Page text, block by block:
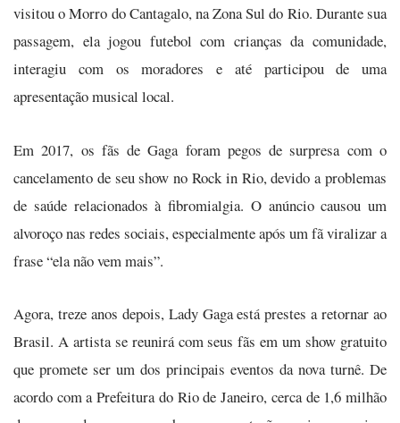
visitou o Morro do Cantagalo, na Zona Sul do Rio. Durante sua
passagem, ela jogou futebol com crianças da comunidade,
interagiu com os moradores e até participou de uma
apresentação musical local.
Em 2017, os fãs de Gaga foram pegos de surpresa com o
cancelamento de seu show no Rock in Rio, devido a problemas
de saúde relacionados à fibromialgia. O anúncio causou um
alvoroço nas redes sociais, especialmente após um fã viralizar a
frase “ela não vem mais”.
Agora, treze anos depois, Lady Gaga está prestes a retornar ao
Brasil. A artista se reunirá com seus fãs em um show gratuito
que promete ser um dos principais eventos da nova turnê. De
acordo com a Prefeitura do Rio de Janeiro, cerca de 1,6 milhão